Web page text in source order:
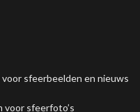
voor sfeerbeelden en nieuws
voor sfeerfoto’s